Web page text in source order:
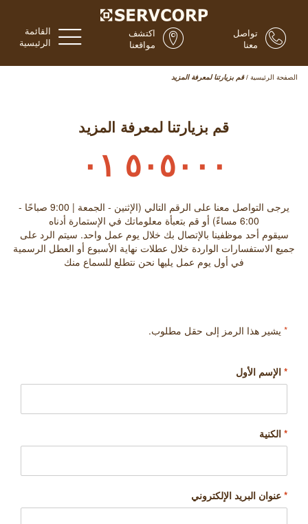
القائمة
الرئيسية
اكتشف
مواقعنا
تواصل
معنا
الصفحة الرئيسية / قم بزيارتنا لمعرفة المزيد
قم بزيارتنا لمعرفة المزيد
٥٠٥٠٠٠ ٠١
يرجى التواصل معنا على الرقم التالي (الإثنين - الجمعة | 9:00 صباحًا -
6:00 مساءً) أو قم بتعبأة معلوماتك في الإستمارة أدناه
سيقوم أحد موظفينا بالإتصال بك خلال يوم عمل واحد. سيتم الرد على
جميع الاستفسارات الواردة خلال عطلات نهاية الأسبوع أو العطل الرسمية
في أول يوم عمل يليها نحن نتطلع للسماع منك
* يشير هذا الرمز إلى حقل مطلوب.
* الإسم الأول
* الكنية
* عنوان البريد الإلكتروني